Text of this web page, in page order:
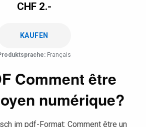
CHF 2.-
KAUFEN
Français
Comment être
numérique?
im pdf-Format: Comment être un